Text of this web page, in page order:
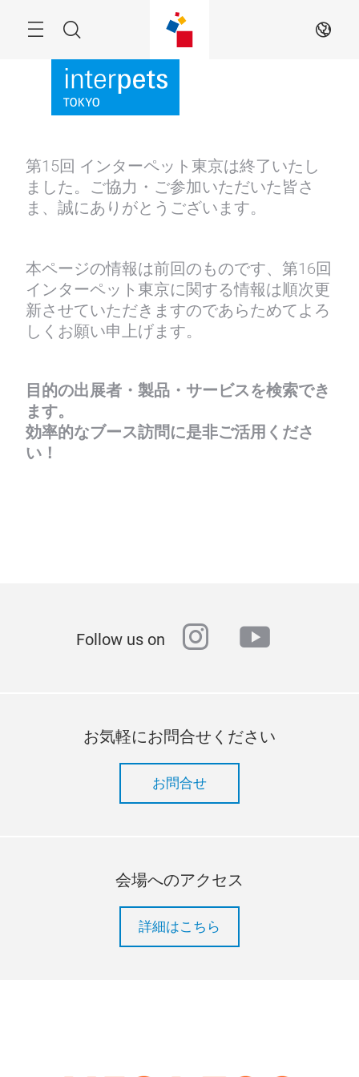
Search JA
第15回 インターペット東京は終了いたし
ました。ご協力・ご参加いただいた皆さ
ま、誠にありがとうございます。
本ページの情報は前回のものです、第16回
インターペット東京に関する情報は順次更
新させていただきますのであらためてよろ
しくお願い申上げます。
目的の出展者・製品・サービスを検索でき
ます。
効率的なブース訪問に是非ご活用くださ
い！
Follow us on instagram
youtube
お気軽にお問合せください
お問合せ
会場へのアクセス
詳細はこちら